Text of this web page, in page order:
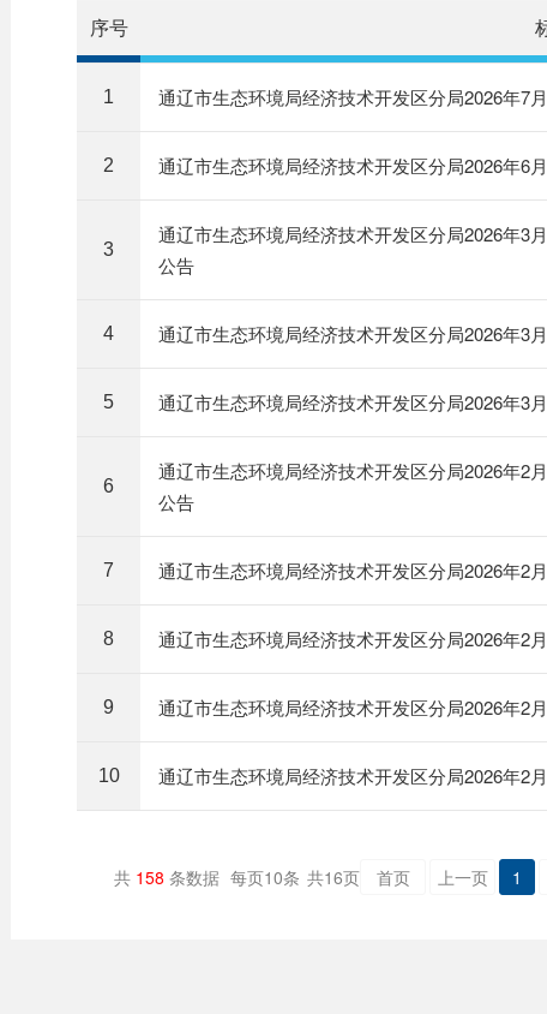
序号
1 通辽市生态环境局经济技术开发区分局2026年7
2 通辽市生态环境局经济技术开发区分局2026年6
3
通辽市生态环境局经济技术开发区分局2026年3
公告
4 通辽市生态环境局经济技术开发区分局2026年3
5 通辽市生态环境局经济技术开发区分局2026年3
6
通辽市生态环境局经济技术开发区分局2026年2
公告
7 通辽市生态环境局经济技术开发区分局2026年2
8 通辽市生态环境局经济技术开发区分局2026年2
9 通辽市生态环境局经济技术开发区分局2026年2
10 通辽市生态环境局经济技术开发区分局2026年2
共 158 条数据 每页10条 共16页 首页 上一页 1